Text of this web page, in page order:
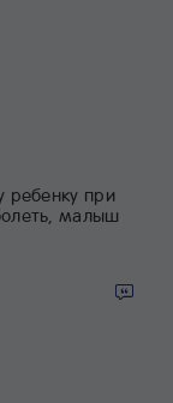
ребенку при
малыш